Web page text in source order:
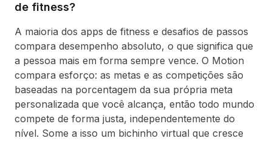
de fitness?
A maioria dos apps de fitness e desafios de passos
compara desempenho absoluto, o que significa que
a pessoa mais em forma sempre vence. O Motion
compara esforço: as metas e as competições são
baseadas na porcentagem da sua própria meta
personalizada que você alcança, então todo mundo
compete de forma justa, independentemente do
nível. Some a isso um bichinho virtual que cresce